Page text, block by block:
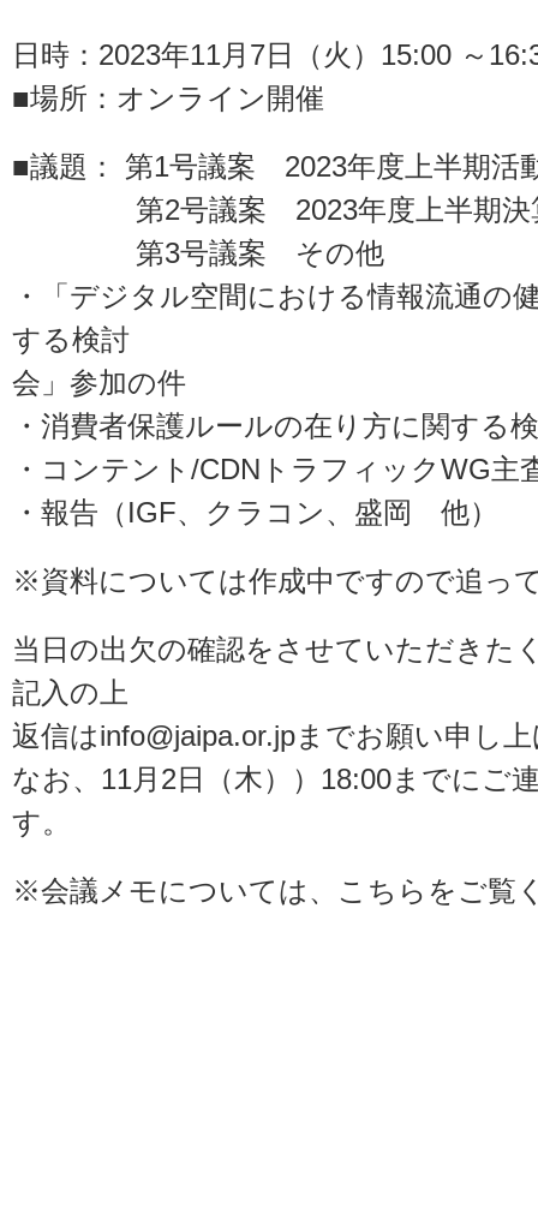
日時：2023年11月7日（火）15:00 ～
■場所：オンライン開催
■議題： 第1号議案 2023年度上半期活
第2号議案 2023年度上半期決算
第3号議案 その他
・「デジタル空間における情報流通の
する検討
会」参加の件
・消費者保護ルールの在り方に関する
・コンテント/CDNトラフィックWG主
・報告（IGF、クラコン、盛岡 他）
※資料については作成中ですので追っ
当日の出欠の確認をさせていただきた
記入の上
返信はinfo@jaipa.or.jpまでお願い申し
なお、11月2日（木））18:00までにご
す。
※会議メモについては、 こちら をご覧